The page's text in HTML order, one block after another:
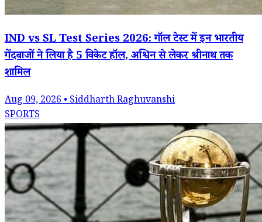
IND vs SL Test Series 2026: गॉल टेस्ट में इन भारतीय
गेंदबाजों ने लिया है 5 विकेट हॉल, अश्विन से लेकर श्रीनाथ तक
शामिल
Aug 09, 2026 • Siddharth Raghuvanshi
SPORTS